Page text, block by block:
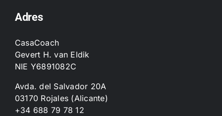
Adres
CasaCoach
Gevert H. van Eldik
NIE Y6891082C
Avda. del Salvador 20A
03170 Rojales (Alicante)
+34 688 79 78 12